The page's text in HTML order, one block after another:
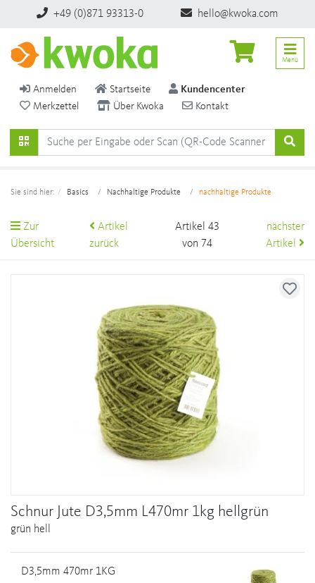
+49 (0)871 93313-0 hello@kwoka.com
Anmelden Startseite
Kundencenter
Merkzettel
Über Kwoka Kontakt
Menü
Sie sind hier: Basics Nachhaltige Produkte nachhaltige Produkte
Zur
Übersicht
Artikel
zurück
Artikel 43
von 74
nächster
Artikel
Schnur Jute D3,5mm L470mr 1kg hellgrün
grün hell
D3,5mm 470mr 1KG